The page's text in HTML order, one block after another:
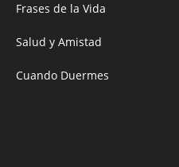
Frases de la Vida
Salud y Amistad
Cuando Duermes